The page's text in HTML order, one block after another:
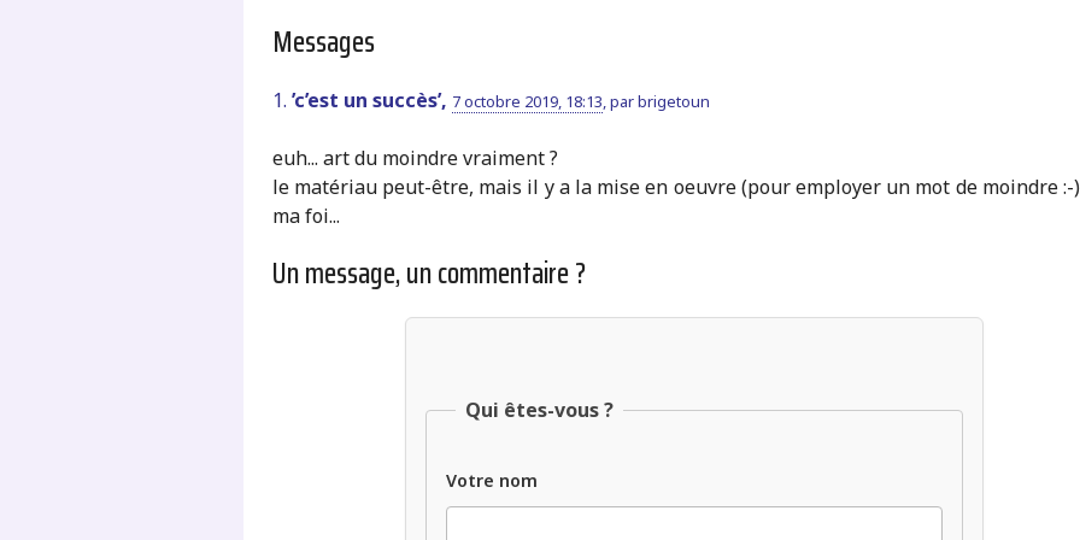
Messages
1. ’c’est un succès’, 7 octobre 2019, 18:13,parbrigetoun
euh... art du moindre vraiment ?
le matériau peut-être, mais il y a la mise en oeuvre (pour employer un mot de moindre :-
ma foi...
Un message, un commentaire ?
Qui êtes-vous ?
Votre nom